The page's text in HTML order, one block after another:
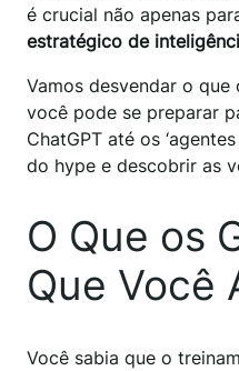
é crucial não apenas
estratégico de
Vamos desvendar o
você pode se preparar
ChatGPT até os
do hype e descobrir as
O Que os
Que Você
Você sabia que o